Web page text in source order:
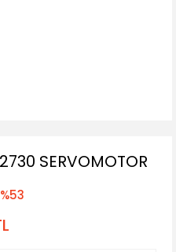
SERVOMOTOR
%53